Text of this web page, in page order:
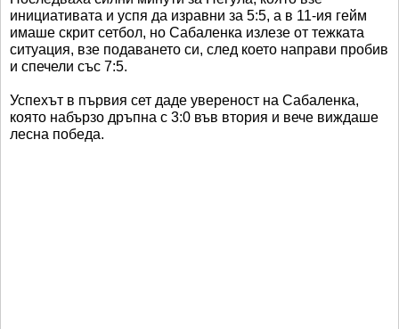
инициативата и успя да изравни за 5:5, а в 11-ия гейм
имаше скрит сетбол, но Сабаленка излезе от тежката
ситуация, взе подаването си, след което направи пробив
и спечели със 7:5.
Успехът в първия сет даде увереност на Сабаленка,
която набързо дръпна с 3:0 във втория и вече виждаше
лесна победа.